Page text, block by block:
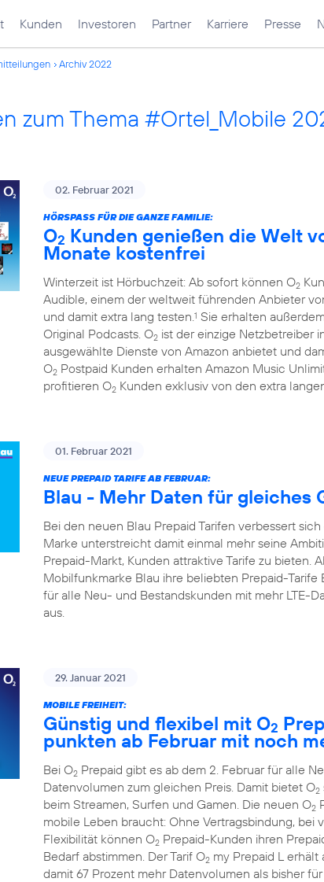
Kunden Investoren Partner Karriere Presse
Archiv 2022
zum Thema #Ortel_Mobile
02. Februar 2021
HÖRSPASS FÜR DIE GANZE FAMILIE:
O2 Kunden genießen die Welt
Monate kostenfrei
Winterzeit ist Hörbuchzeit: Ab sofort können O2
Audible, einem der weltweit führenden Anbieter
und damit extra lang testen.1 Sie erhalten
Original Podcasts. O2 ist der einzige Netzbetreiber
ausgewählte Dienste von Amazon anbietet und
O2 Postpaid Kunden erhalten Amazon Music
profitieren O2 Kunden exklusiv von den extra
01. Februar 2021
NEUE PREPAID TARIFE AB FEBRUAR:
Blau - Mehr Daten für gleiches
Bei den neuen Blau Prepaid Tarifen verbessert
Marke unterstreicht damit einmal mehr seine
Prepaid-Markt, Kunden attraktive Tarife zu bieten.
Mobilfunkmarke Blau ihre beliebten Prepaid-
für alle Neu- und Bestandskunden mit mehr LTE-
aus.
29. Januar 2021
MOBILE FREIHEIT:
Günstig und flexibel mit O2
punkten ab Februar mit noch
Bei O2 Prepaid gibt es ab dem 2. Februar für alle
Datenvolumen zum gleichen Preis. Damit bietet O2
beim Streamen, Surfen und Gamen. Die neuen O2
mobile Leben braucht: Ohne Vertragsbindung, bei
Flexibilität können O2 Prepaid-Kunden ihren
Bedarf abstimmen. Der Tarif O2 my Prepaid L erhält
damit 67 Prozent mehr Datenvolumen als bisher